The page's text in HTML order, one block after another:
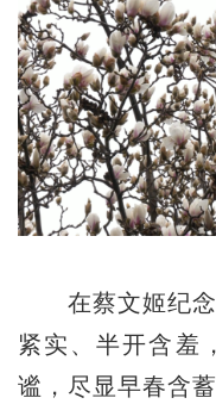
在蔡文姬纪念
紧实、半开含羞
谧，尽显早春含